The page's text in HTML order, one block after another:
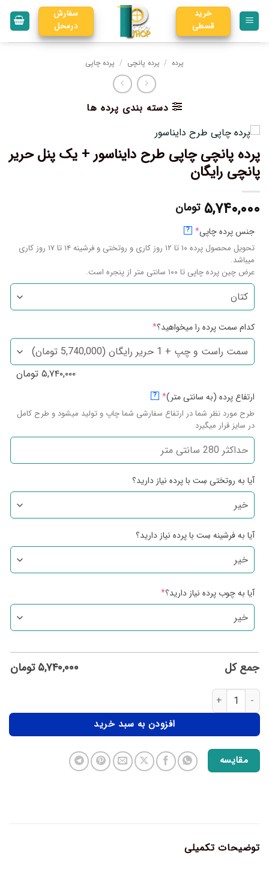
خرید
قسطی
سفارش
درمحل
پرده / پرده پانچی / پرده چاپی
دسته بندی پرده ها
پرده پانچی چاپی طرح دایناسور + یک پنل حریر
پانچی رایگان
۵,۷۴۰,۰۰۰ تومان
جنس پرده چاپی*
?
تحویل محصول پرده ۱۰ تا ۱۲ روز کاری و روتختی و فرشینه ۱۴ تا ۱۷ روز کاری
میباشد.
عرض چین پرده چاپی تا ۱۰۰ سانتی متر از پنجره است.
کدام سمت پرده را میخواهید؟*
۵,۷۴۰,۰۰۰ تومان
ارتفاع پرده (به سانتی متر)*
?
طرح مورد نظر شما در ارتفاع سفارشی شما چاپ و تولید میشود و طرح کامل
در سایز قرار میگیرد
آیا به روتختی سِت با پرده نیاز دارید؟
آیا به فرشینه سِت با پرده نیاز دارید؟
آیا به چوب پرده نیاز دارید؟*
جمع کل ۵,۷۴۰,۰۰۰ تومان
افزودن به سبد خرید
مقایسه
توضیحات تکمیلی